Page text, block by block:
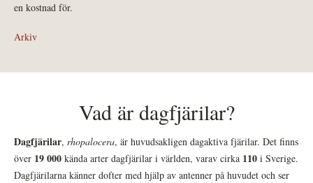
en kostnad för.
Arkiv
Vad är dagfjärilar?
Dagfjärilar, rhopalocera, är huvudsakligen dagaktiva fjärilar. Det finns
över 19 000 kända arter dagfjärilar i världen, varav cirka 110 i Sverige.
Dagfjärilarna känner dofter med hjälp av antenner på huvudet och ser